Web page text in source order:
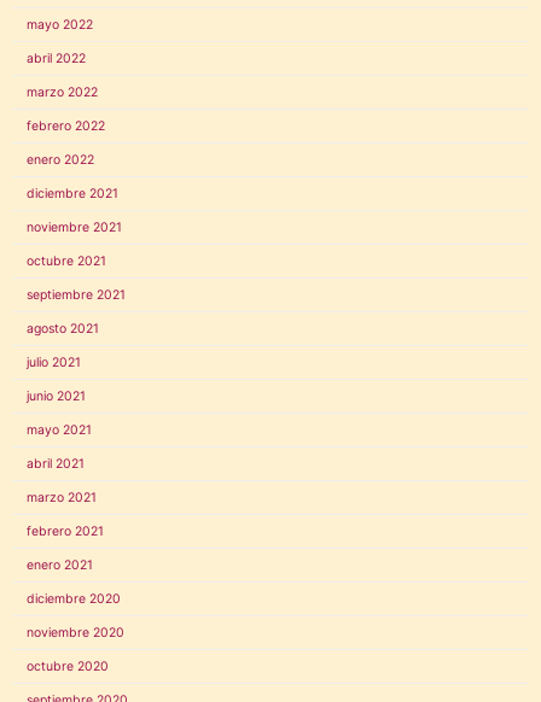
mayo 2022
abril 2022
marzo 2022
febrero 2022
enero 2022
diciembre 2021
noviembre 2021
octubre 2021
septiembre 2021
agosto 2021
julio 2021
junio 2021
mayo 2021
abril 2021
marzo 2021
febrero 2021
enero 2021
diciembre 2020
noviembre 2020
octubre 2020